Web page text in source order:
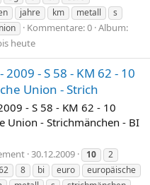
jahre km metall
s
Kommentare: 0 Album:
heute
- S 58 - KM 62 - 10
Union - Strich
- S 58 - KM 62 - 10
Union - Strichmänchen - BI
30.12.2009 10
2
8 bi euro
europäische